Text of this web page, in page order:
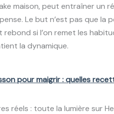
maison, peut entraîner un
Le but n’est pas que
rebond si l’on remet les
la dynamique.
pour maigrir : quelles
réels : toute la lumière sur